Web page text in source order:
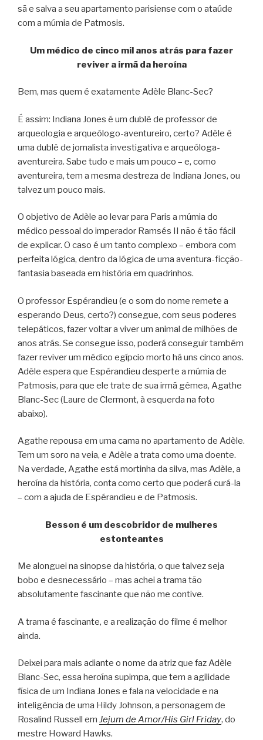
sã e salva a seu apartamento parisiense com o ataúde
com a múmia de Patmosis.
Um médico de cinco mil anos atrás para fazer
reviver a irmã da heroína
Bem, mas quem é exatamente Adèle Blanc-Sec?
É assim: Indiana Jones é um dublê de professor de
arqueologia e arqueólogo-aventureiro, certo? Adèle é
uma dublê de jornalista investigativa e arqueóloga-
aventureira. Sabe tudo e mais um pouco – e, como
aventureira, tem a mesma destreza de Indiana Jones, ou
talvez um pouco mais.
O objetivo de Adèle ao levar para Paris a múmia do
médico pessoal do imperador Ramsés II não é tão fácil
de explicar. O caso é um tanto complexo – embora com
perfeita lógica, dentro da lógica de uma aventura-ficção-
fantasia baseada em história em quadrinhos.
O professor Espérandieu (e o som do nome remete a
esperando Deus, certo?) consegue, com seus poderes
telepáticos, fazer voltar a viver um animal de milhões de
anos atrás. Se consegue isso, poderá conseguir também
fazer reviver um médico egípcio morto há uns cinco anos.
Adèle espera que Espérandieu desperte a múmia de
Patmosis, para que ele trate de sua irmã gêmea, Agathe
Blanc-Sec (Laure de Clermont, à esquerda na foto
abaixo).
Agathe repousa em uma cama no apartamento de Adèle.
Tem um soro na veia, e Adèle a trata como uma doente.
Na verdade, Agathe está mortinha da silva, mas Adèle, a
heroína da história, conta como certo que poderá curá-la
– com a ajuda de Espérandieu e de Patmosis.
Besson é um descobridor de mulheres
estonteantes
Me alonguei na sinopse da história, o que talvez seja
bobo e desnecessário – mas achei a trama tão
absolutamente fascinante que não me contive.
A trama é fascinante, e a realização do filme é melhor
ainda.
Deixei para mais adiante o nome da atriz que faz Adèle
Blanc-Sec, essa heroína supimpa, que tem a agilidade
física de um Indiana Jones e fala na velocidade e na
inteligência de uma Hildy Johnson, a personagem de
Rosalind Russell em Jejum de Amor/His Girl Friday, do
mestre Howard Hawks.